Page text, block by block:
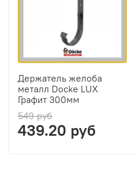
Держатель желоба
металл Docke LUX
Графит 300мм
549 руб
439.20 руб